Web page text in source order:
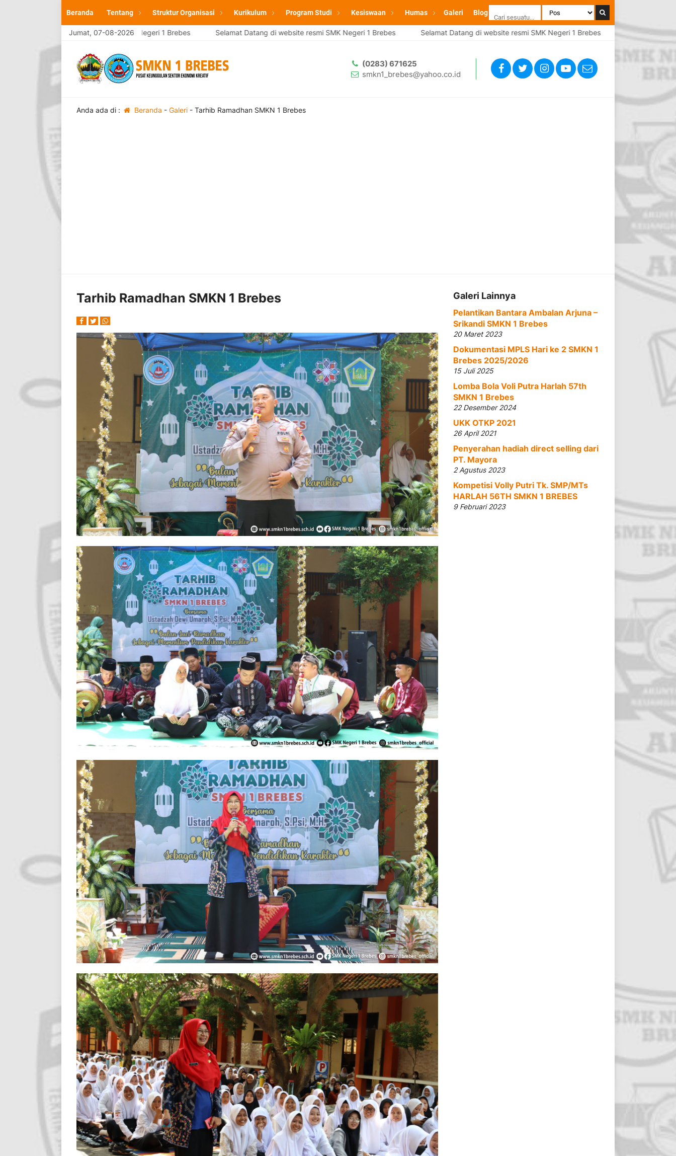
Beranda Tentang Struktur Organisasi Kurikulum Program Studi Kesiswaan Humas Galeri Blog
Jumat, 07-08-2026
di website resmi SMK Negeri 1 Brebes Selamat Datang di website resmi SMK Negeri 1 Brebes Selamat Datang di website resmi SMK Negeri 1 Brebes Selamat Datang di website
(0283) 671625
smkn1_brebes@yahoo.co.id
Anda ada di : Beranda - Galeri- Tarhib Ramadhan SMKN 1 Brebes
Tarhib Ramadhan SMKN 1 Brebes Galeri Lainnya
Pelantikan Bantara Ambalan Arjuna –
Srikandi SMKN 1 Brebes
20 Maret 2023
Dokumentasi MPLS Hari ke 2 SMKN 1
Brebes 2025/2026
15 Juli 2025
Lomba Bola Voli Putra Harlah 57th
SMKN 1 Brebes
22 Desember 2024
UKK OTKP 2021
26 April 2021
Penyerahan hadiah direct selling dari
PT. Mayora
2 Agustus 2023
Kompetisi Volly Putri Tk. SMP/MTs
HARLAH 56TH SMKN 1 BREBES
9 Februari 2023